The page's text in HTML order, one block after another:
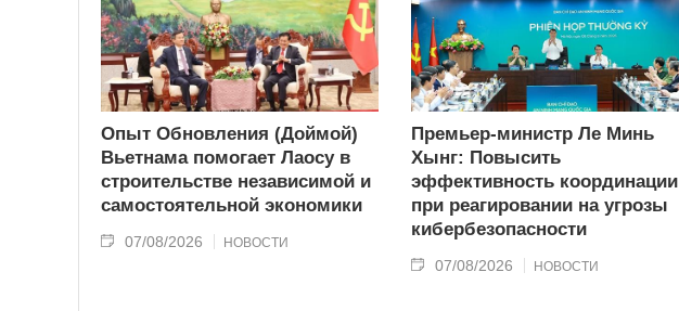
Опыт Обновления (Доймой)
Вьетнама помогает Лаосу в
строительстве независимой и
самостоятельной экономики
07/08/2026 НОВОСТИ
Премьер-министр Ле Минь
Хынг: Повысить
эффективность координации
при реагировании на угрозы
кибербезопасности
07/08/2026 НОВОСТИ